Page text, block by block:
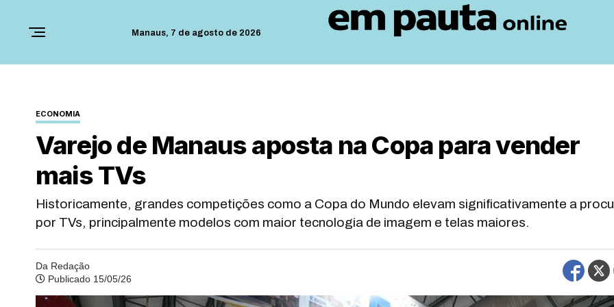
Manaus, 7 de agosto de 2026
ECONOMIA
Varejo de Manaus aposta na Copa para vender
mais TVs
Historicamente, grandes competições como a Copa do Mundo elevam significativamente a
por TVs, principalmente modelos com maior tecnologia de imagem e telas maiores.
Da Redação
Publicado 15/05/26